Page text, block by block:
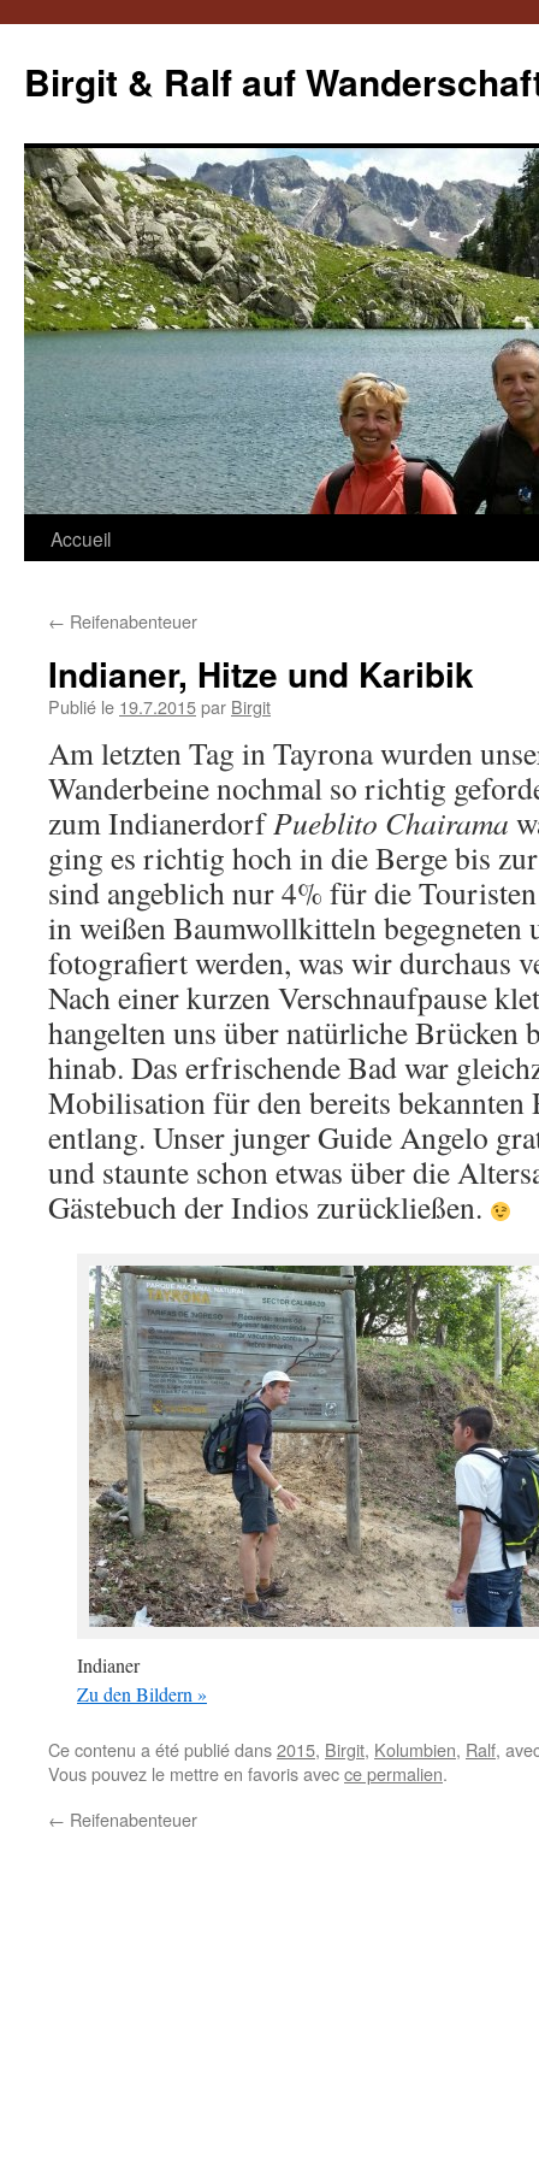
contenu
Birgit & Ralf auf
Accueil
← Reifenabenteuer
Indianer, Hitze und Karibik
Publié le 19.7.2015par Birgit
Am letzten Tag in Tayrona wurden
Wanderbeine nochmal so richtig
zum IndianerdorfPueblito Chairama
ging es richtig hoch in die Berge bis
sind angeblich nur 4% für die
in weißen Baumwollkitteln begegneten
fotografiert werden, was wir durchaus
Nach einer kurzen Verschnaufpause
hangelten uns über natürliche
hinab. Das erfrischende Bad war
Mobilisation für den bereits bekannten
entlang. Unser junger Guide Angelo
und staunte schon etwas über die
Gästebuch der Indios zurückließen.
Indianer
Zu den Bildern »
Ce contenu a été publié dans2015, Birgit, Kolumbien, Ralf,
Vous pouvez le mettre en favoris avecce permalien.
← Reifenabenteuer